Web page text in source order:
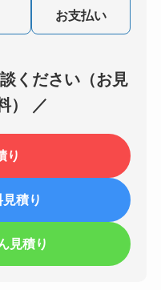
お支払い
ください（お見
） ／
り
積り
見積り